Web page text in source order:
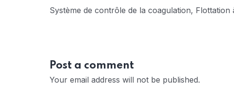
Système de contrôle de la coagulation, Flottation
Post a comment
Your email address will not be published.